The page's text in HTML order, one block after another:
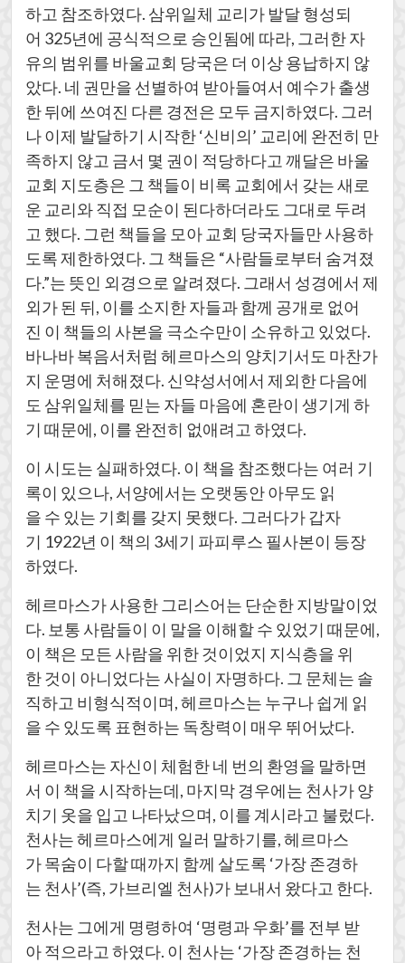
하고 참조하였다. 삼위일체 교리가 발달 형성되
어 325년에 공식적으로 승인됨에 따라, 그러한 자
유의 범위를 바울교회 당국은 더 이상 용납하지 않
았다. 네 권만을 선별하여 받아들여서 예수가 출생
한 뒤에 쓰여진 다른 경전은 모두 금지하였다. 그러
나 이제 발달하기 시작한 ‘신비의’ 교리에 완전히 만
족하지 않고 금서 몇 권이 적당하다고 깨달은 바울
교회 지도층은 그 책들이 비록 교회에서 갖는 새로
운 교리와 직접 모순이 된다하더라도 그대로 두려
고 했다. 그런 책들을 모아 교회 당국자들만 사용하
도록 제한하였다. 그 책들은 “사람들로부터 숨겨졌
다.”는 뜻인 외경으로 알려졌다. 그래서 성경에서 제
외가 된 뒤, 이를 소지한 자들과 함께 공개로 없어
진 이 책들의 사본을 극소수만이 소유하고 있었다.
바나바 복음서처럼 헤르마스의 양치기서도 마찬가
지 운명에 처해졌다. 신약성서에서 제외한 다음에
도 삼위일체를 믿는 자들 마음에 혼란이 생기게 하
기 때문에, 이를 완전히 없애려고 하였다.
이 시도는 실패하였다. 이 책을 참조했다는 여러 기
록이 있으나, 서양에서는 오랫동안 아무도 읽
을 수 있는 기회를 갖지 못했다. 그러다가 갑자
기 1922년 이 책의 3세기 파피루스 필사본이 등장
하였다.
헤르마스가 사용한 그리스어는 단순한 지방말이었
다. 보통 사람들이 이 말을 이해할 수 있었기 때문에,
이 책은 모든 사람을 위한 것이었지 지식층을 위
한 것이 아니었다는 사실이 자명하다. 그 문체는 솔
직하고 비형식적이며, 헤르마스는 누구나 쉽게 읽
을 수 있도록 표현하는 독창력이 매우 뛰어났다.
헤르마스는 자신이 체험한 네 번의 환영을 말하면
서 이 책을 시작하는데, 마지막 경우에는 천사가 양
치기 옷을 입고 나타났으며, 이를 계시라고 불렀다.
천사는 헤르마스에게 일러 말하기를, 헤르마스
가 목숨이 다할 때까지 함께 살도록 ‘가장 존경하
는 천사’(즉, 가브리엘 천사)가 보내서 왔다고 한다.
천사는 그에게 명령하여 ‘명령과 우화’를 전부 받
아 적으라고 하였다. 이 천사는 ‘가장 존경하는 천